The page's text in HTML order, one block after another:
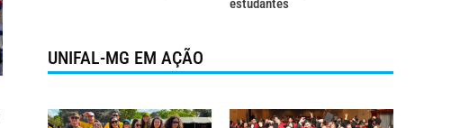
estudantes
UNIFAL-MG EM AÇÃO